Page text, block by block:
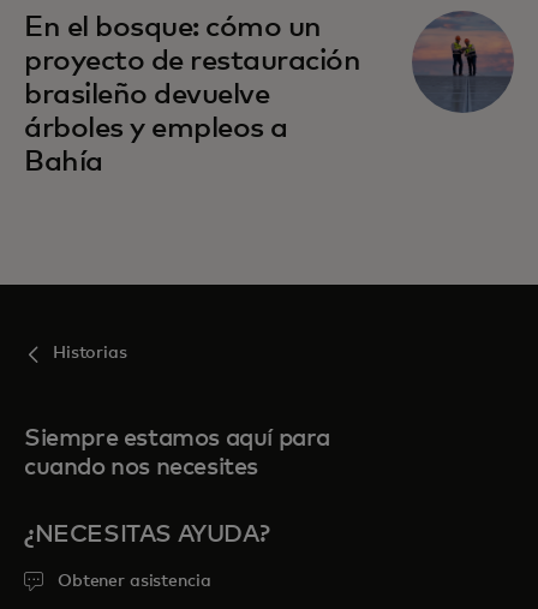
En el bosque: cómo un
proyecto de restauración
brasileño devuelve
árboles y empleos a
Bahía
Historias
Siempre estamos aquí para
cuando nos necesites
¿NECESITAS AYUDA?
Obtener asistencia